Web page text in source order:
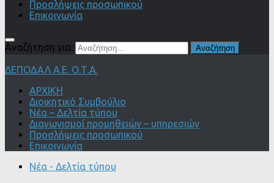
Προσλήψεις προσωπικού
Επικοινωνία
Αναζήτηση για:
ΔΕΠΟΔΑΛ Α.Ε. Ο.Τ.Α.
ΑΡΧΙΚΗ
Διοικητικό Συμβούλιο
Νέα – Δελτία τύπου
Διαγωνισμοί προμηθειών – υπηρεσιών
Προσλήψεις προσωπικού
Επικοινωνία
Νέα - Δελτία τύπου